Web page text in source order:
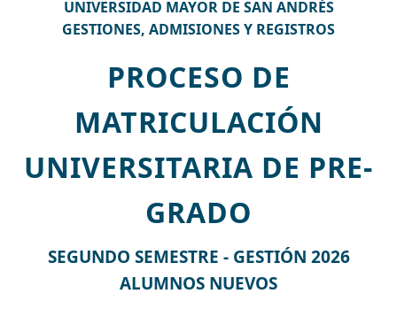
UNIVERSIDAD MAYOR DE SAN ANDRÉS
GESTIONES, ADMISIONES Y REGISTROS
PROCESO DE
MATRICULACIÓN
UNIVERSITARIA DE PRE-
GRADO
SEGUNDO SEMESTRE - GESTIÓN 2026
ALUMNOS NUEVOS